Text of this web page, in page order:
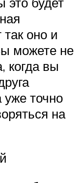
оно и
можете не
когда вы
уже точно
на